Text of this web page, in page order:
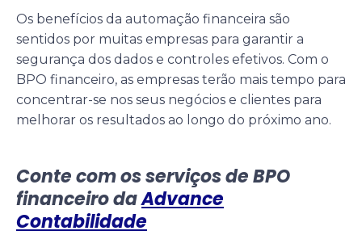
Os benefícios da automação financeira são
sentidos por muitas empresas para garantir a
segurança dos dados e controles efetivos. Com o
BPO financeiro, as empresas terão mais tempo para
concentrar-se nos seus negócios e clientes para
melhorar os resultados ao longo do próximo ano.
Conte com os serviços de BPO
financeiro daAdvance
Contabilidade